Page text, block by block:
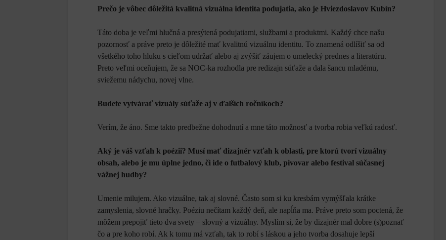
Prečo je vôbec dôležitá kvalitná vizuálna identita podujatia, ako je Hviezdoslavov Kubín?
Táto doba je veľmi hlučná a presýtená podujatiami, službami a produktmi. Každý chce našu
pozornosť a práve preto je dôležité mať kvalitnú vizuálnu identitu. To znamená odlíšiť sa od
všetkého toho hluku s cieľom udržať alebo aj zvýšiť záujem o umelecký prednes a literatúru.
Preto veľmi oceňujem, že sa NOC-ka rozhodla pre redizajn súťaže a dala šancu mladému,
sviežemu nádychu, novej vlne.
Budete vytvárať vizuály súťaže aj v ďalších ročníkoch?
Verím, že áno. Sme takto predbežne dohodnutí a mne táto možnosť a tvorba robia veľkú radosť.
Aký je váš vzťah k poézii? Musí mať dizajnér vzťah k oblasti, pre ktorú tvorí vizuálny
obsah, alebo je mu úplne jedno, či ide o futbalový klub, pivovar alebo festival súčasnej
vážnej hudby?
Umenie milujem. Ako vizuálne, tak aj slovné. Často som si ku kresbám vymýšľala krátke
zamyslenia, slovné hračky. Poéziu nečítam každý deň, ale napĺňa ma. Práve preto som poctená, že
môžem prepojiť tieto dva svety – slovný a vizuálny. Myslím si, že by dizajnér mal dobre (s)poznať
čo a pre koho robí. Ak k tomu má vzťah, tak to robí s láskou a jeho tvorba dosahuje lepší